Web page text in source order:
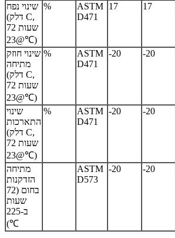
שינוי נפח
(דלק C,
72 שעות
@23℃)
%
ASTM
D471
17 17
שינוי חוזק
מתיחה
(דלק C,
72 שעות
@23℃)
%
ASTM
D471
-20 -20
שינוי
התארכות
(דלק C,
72 שעות
@23℃)
%
ASTM
D471
-20 -20
מתיחה
הזדקנות
בחום (72
שעות
ב-225
℃)
ASTM
D573
-20 -20